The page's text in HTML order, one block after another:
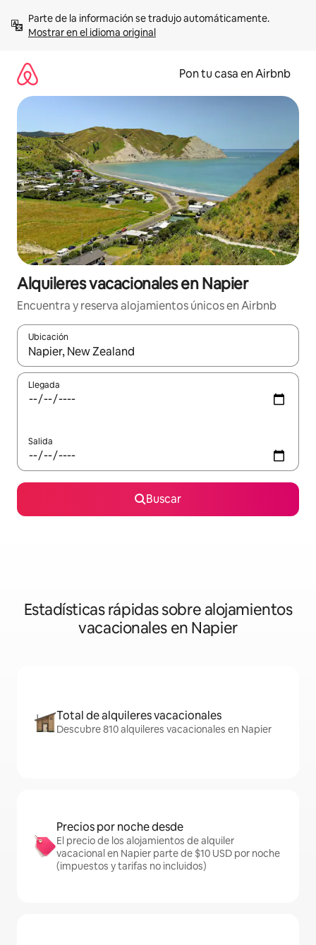
contenidoMostrar en el idioma original
Pon tu casa en Airbnb
Alquileres vacacionales en Napier
Encuentra y reserva alojamientos únicos en Airbnb
Ubicación
Cuando los resultados estén disponibles, navega con las
Llegada
Salida
Buscar
Estadísticas rápidas sobre alojamientos
vacacionales en Napier
Total de alquileres vacacionales
Descubre 810 alquileres vacacionales en Napier
Precios por noche desde
El precio de los alojamientos de alquiler
vacacional en Napier parte de $10 USD por noche
(impuestos y tarifas no incluidos)